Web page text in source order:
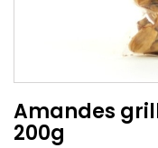
Amandes
200g